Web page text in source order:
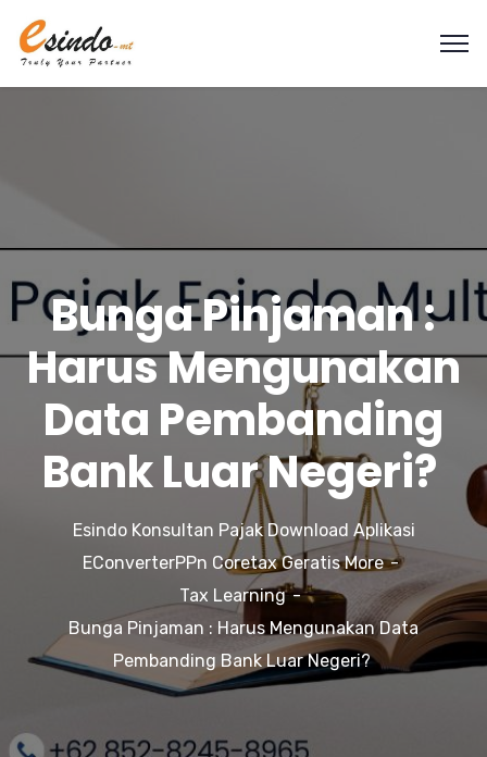
Bunga Pinjaman :
Harus Mengunakan
Data Pembanding
Bank Luar Negeri?
Esindo Konsultan Pajak Download Aplikasi
EConverterPPn Coretax Geratis More
Tax Learning
Bunga Pinjaman : Harus Mengunakan Data
Pembanding Bank Luar Negeri?